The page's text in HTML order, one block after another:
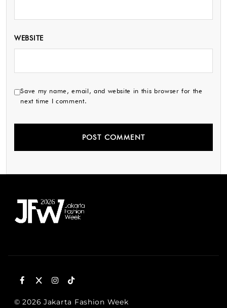
WEBSITE
Save my name, email, and website in this browser for the
next time I comment.
© 2026 Jakarta Fashion Week